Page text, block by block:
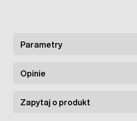
substancji organicznej,
Parametry
Opinie
Zapytaj o produkt